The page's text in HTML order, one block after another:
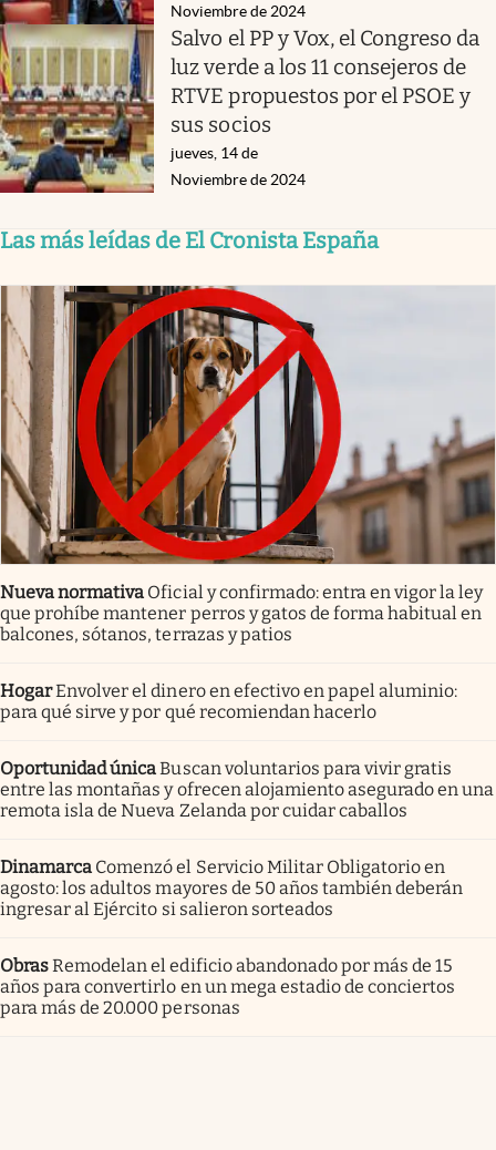
Noviembre de 2024
Salvo el PP y Vox, el Congreso da
luz verde a los 11 consejeros de
RTVE propuestos por el PSOE y
sus socios
jueves, 14 de
Noviembre de 2024
Las más leídas de El Cronista España
Nueva normativa Oficial y confirmado: entra en vigor la ley
que prohíbe mantener perros y gatos de forma habitual en
balcones, sótanos, terrazas y patios
HogarEnvolver el dinero en efectivo en papel aluminio:
para qué sirve y por qué recomiendan hacerlo
Oportunidad únicaBuscan voluntarios para vivir gratis
entre las montañas y ofrecen alojamiento asegurado en una
remota isla de Nueva Zelanda por cuidar caballos
Dinamarca Comenzó el Servicio Militar Obligatorio en
agosto: los adultos mayores de 50 años también deberán
ingresar al Ejército si salieron sorteados
ObrasRemodelan el edificio abandonado por más de 15
años para convertirlo en un mega estadio de conciertos
para más de 20.000 personas